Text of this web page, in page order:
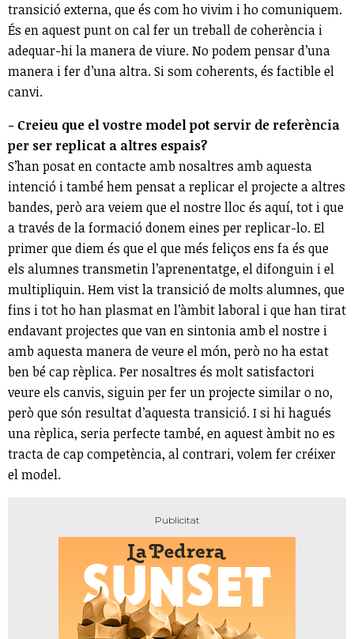
transició externa, que és com ho vivim i ho comuniquem.
És en aquest punt on cal fer un treball de coherència i
adequar-hi la manera de viure. No podem pensar d’una
manera i fer d’una altra. Si som coherents, és factible el
canvi.
- Creieu que el vostre model pot servir de referència
per ser replicat a altres espais?
S’han posat en contacte amb nosaltres amb aquesta
intenció i també hem pensat a replicar el projecte a altres
bandes, però ara veiem que el nostre lloc és aquí, tot i que
a través de la formació donem eines per replicar-lo. El
primer que diem és que el que més feliços ens fa és que
els alumnes transmetin l’aprenentatge, el difonguin i el
multipliquin. Hem vist la transició de molts alumnes, que
fins i tot ho han plasmat en l’àmbit laboral i que han tirat
endavant projectes que van en sintonia amb el nostre i
amb aquesta manera de veure el món, però no ha estat
ben bé cap rèplica. Per nosaltres és molt satisfactori
veure els canvis, siguin per fer un projecte similar o no,
però que són resultat d’aquesta transició. I si hi hagués
una rèplica, seria perfecte també, en aquest àmbit no es
tracta de cap competència, al contrari, volem fer créixer
el model.